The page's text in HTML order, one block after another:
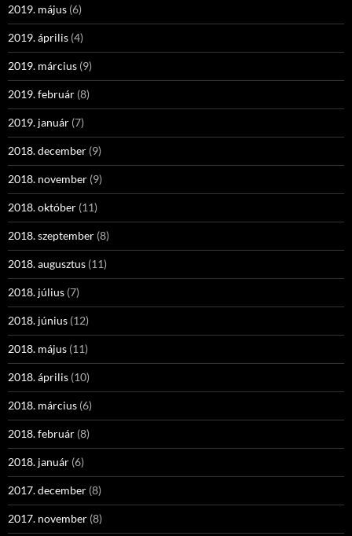
2019. május (6)
2019. április (4)
2019. március (9)
2019. február (8)
2019. január (7)
2018. december (9)
2018. november (9)
2018. október (11)
2018. szeptember (8)
2018. augusztus (11)
2018. július (7)
2018. június (12)
2018. május (11)
2018. április (10)
2018. március (6)
2018. február (8)
2018. január (6)
2017. december (8)
2017. november (8)